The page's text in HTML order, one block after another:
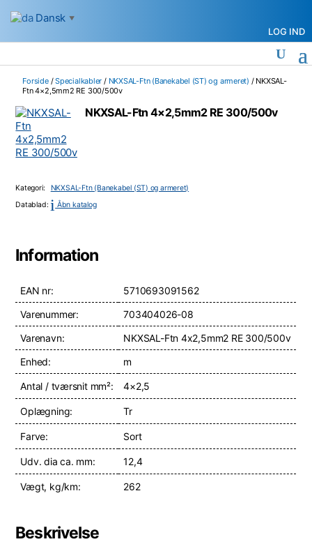
LOG IND
Forside/Specialkabler / NKXSAL-Ftn (Banekabel (ST) og armeret) / NKXSAL-
Ftn 4×2,5mm2 RE 300/500v
NKXSAL-Ftn 4×2,5mm2 RE 300/500v
Kategori: NKXSAL-Ftn (Banekabel (ST) og armeret)
Datablad:i Åbn katalog
Information
EAN nr:
5710693091562
Varenummer:
703404026-08
Varenavn:
NKXSAL-Ftn 4x2,5mm2 RE 300/500v
Enhed:
m
Antal / tværsnit mm²: 4×2,5
Oplægning: Tr
Farve: Sort
Udv. dia ca. mm: 12,4
Vægt, kg/km: 262
Beskrivelse
Dansk ▼